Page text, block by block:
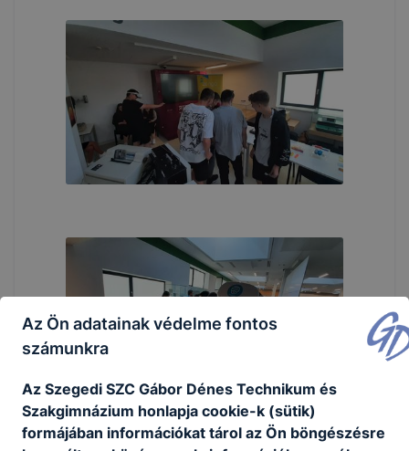
Az Ön adatainak védelme fontos
számunkra
Az Szegedi SZC Gábor Dénes Technikum és
Szakgimnázium honlapja cookie-k (sütik)
formájában információkat tárol az Ön böngészésre